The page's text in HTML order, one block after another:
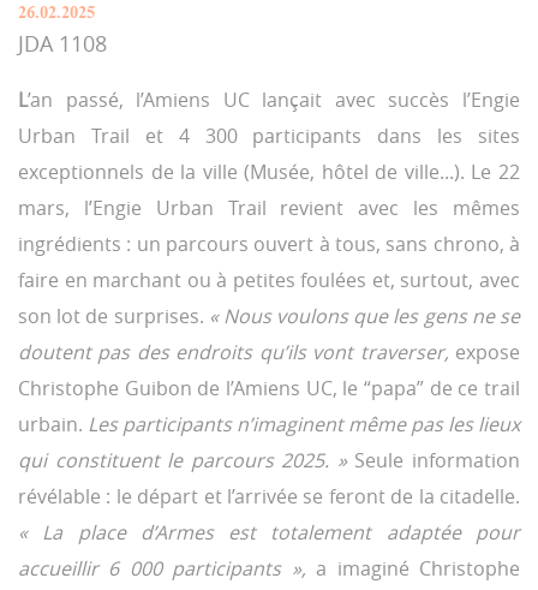
26.02.2025
JDA 1108
L’an passé, l’Amiens UC lançait avec succès l’Engie
Urban Trail et 4 300 participants dans les sites
exceptionnels de la ville (Musée, hôtel de ville...). Le 22
mars, l’Engie Urban Trail revient avec les mêmes
ingrédients : un parcours ouvert à tous, sans chrono, à
faire en marchant ou à petites foulées et, surtout, avec
son lot de surprises. « Nous voulons que les gens ne se
doutent pas des endroits qu’ils vont traverser, expose
Christophe Guibon de l’Amiens UC, le “papa” de ce trail
urbain. Les participants n’imaginent même pas les lieux
qui constituent le parcours 2025. » Seule information
révélable : le départ et l’arrivée se feront de la citadelle.
« La place d’Armes est totalement adaptée pour
accueillir 6 000 participants »,a imaginé Christophe